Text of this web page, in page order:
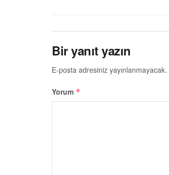
Bir yanıt yazın
E-posta adresiniz yayınlanmayacak.
Yorum *